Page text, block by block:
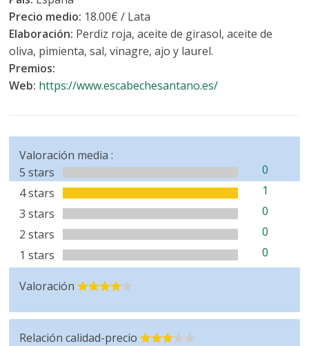
Precio medio: 18.00€ / Lata
Elaboración: Perdiz roja, aceite de girasol, aceite de
oliva, pimienta, sal, vinagre, ajo y laurel.
Premios:
Web: https://www.escabechesantano.es/
Valoración media :
5 stars
0
4 stars
1
3 stars
0
2 stars
0
1 stars
0
Valoración
Relación calidad-precio